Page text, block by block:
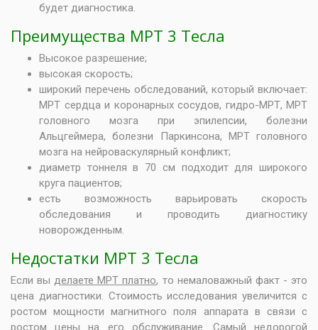
будет диагностика.
Преимущества МРТ 3 Тесла
Высокое разрешение;
высокая скорость;
широкий перечень обследований, который включает:
МРТ сердца и коронарных сосудов, гидро-МРТ, МРТ
головного мозга при эпилепсии, болезни
Альцгеймера, болезни Паркинсона, МРТ головного
мозга на нейроваскулярный конфликт;
диаметр тоннеля в 70 см подходит для широкого
круга пациентов;
есть возможность варьировать скорость
обследования и проводить диагностику
новорожденным.
Недостатки МРТ 3 Тесла
Если выделаете МРТ платно, то немаловажный факт - это
цена диагностики. Стоимость исследования увеличится с
ростом мощности магнитного поля аппарата в связи с
ростом цены на его обслуживание. Самый недорогой